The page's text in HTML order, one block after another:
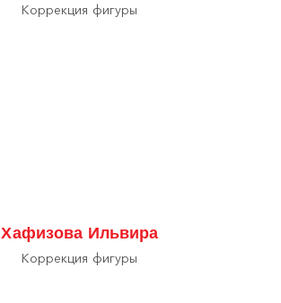
Коррекция фигуры
Хафизова Ильвира
Коррекция фигуры